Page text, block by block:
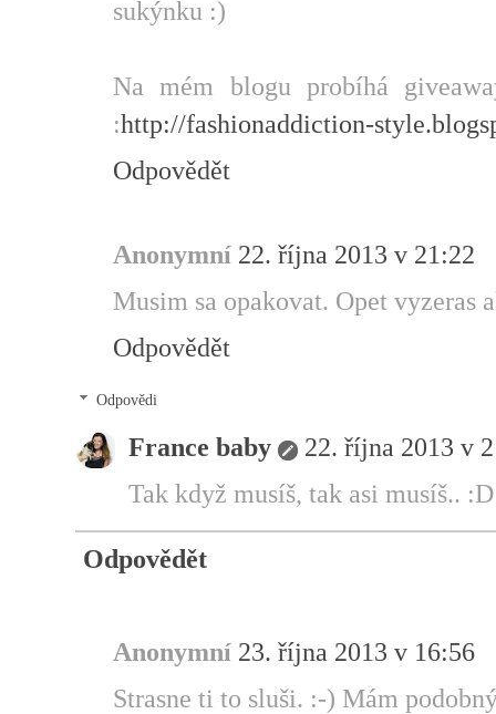
sukýnku :)
Na mém blogu probíhá
:http://fashionaddiction-
Odpovědět
Anonymní 22. října 2013 v 21:22
Musim sa opakovat. Opet vyzeras
Odpovědět
Odpovědi
France baby
22. října 2013 v
Tak když musíš, tak asi musíš.. :D
Odpovědět
Anonymní 23. října 2013 v 16:56
Strasne ti to sluši. :-) Mám